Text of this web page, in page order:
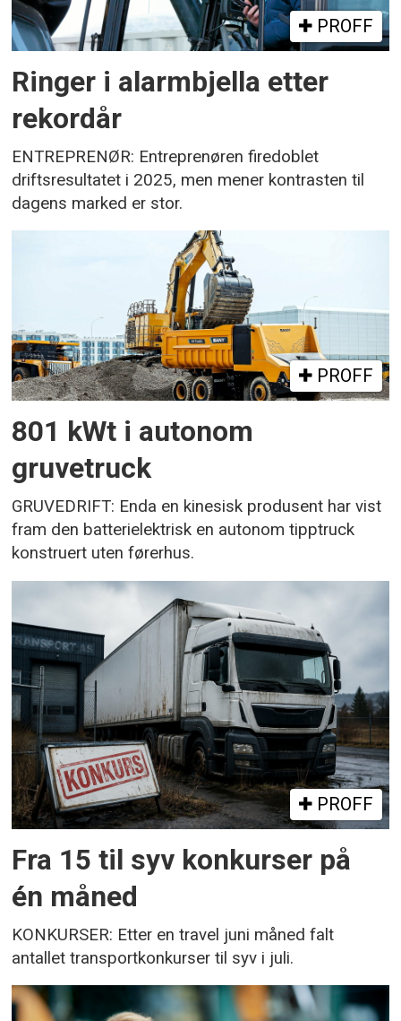
PROFF
Ringer i alarmbjella etter
rekordår
ENTREPRENØR: Entreprenøren firedoblet
driftsresultatet i 2025, men mener kontrasten til
dagens marked er stor.
PROFF
801 kWt i autonom
gruvetruck
GRUVEDRIFT: Enda en kinesisk produsent har vist
fram den batterielektrisk en autonom tipptruck
konstruert uten førerhus.
PROFF
Fra 15 til syv konkurser på
én måned
KONKURSER: Etter en travel juni måned falt
antallet transportkonkurser til syv i juli.